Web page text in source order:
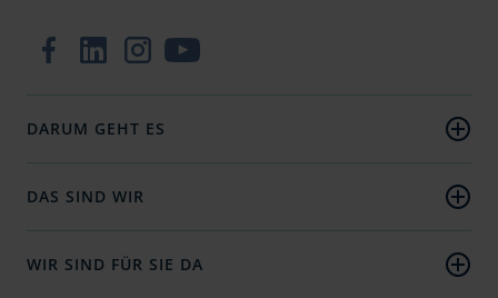
Zur Facebook-Seite
Zum LinkedIn-Profil
Zum Instagram-Profil
Zum YouTube-Kanal
DARUM GEHT ES
Wärme
E-Mobilität
DAS SIND WIR
Nachhaltigkeit
WIR SIND FÜR SIE DA